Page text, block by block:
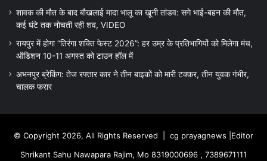
शावक की मौत के बाद बौखलाई मादा भालू का खूनी तांडव: सगे भाई-बहन की मौत,
कई घंटे तक नोचती रही शव, VIDEO
रायपुर में होगा “तिरंगा शक्ति फेस्ट 2026”: हर उम्र के प्रतिभागियों को मिलेगा मंच,
ऑडिशन 10-11 अगस्त को टाउन हॉल में
अभनपुर ब्रेकिंग: तेज रफ्तार कार ने तीन बाइकों को मारी टक्कर, तीन युवक गंभीर,
चालक फरार
© Copyright 2026, All Rights Reserved | cg prayagnews |Editor
Shrikant Sahu Nawapara Rajim, Mo 8319000696 , 7389671111